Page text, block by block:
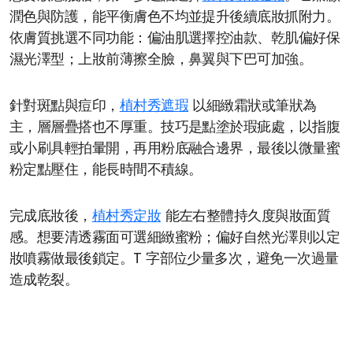
潤色與防護，能平衡膚色不均並提升後續底妝抓附力。
依膚質挑選不同功能：偏油肌選擇控油款、乾肌偏好保
濕光澤型；上妝前薄擦全臉，鼻翼與下巴可加強。
針對斑點與痘印， 植村秀遮瑕 以細緻霜狀或筆狀為
主，層層疊搭也不厚重。技巧是點塗於瑕疵處，以指腹
或小刷具輕拍暈開，再用粉底融合邊界，最後以微量蜜
粉定點壓住，能長時間不積線。
完成底妝後， 植村秀定妝能左右整體持久度與妝面質
感。想要清透霧面可選細緻蜜粉；偏好自然光澤則以定
妝噴霧做最後鎖定。T 字部位少量多次，避免一次過量
造成乾裂。